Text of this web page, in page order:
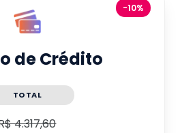
-10%
de Crédito
TOTAL
4.317,60